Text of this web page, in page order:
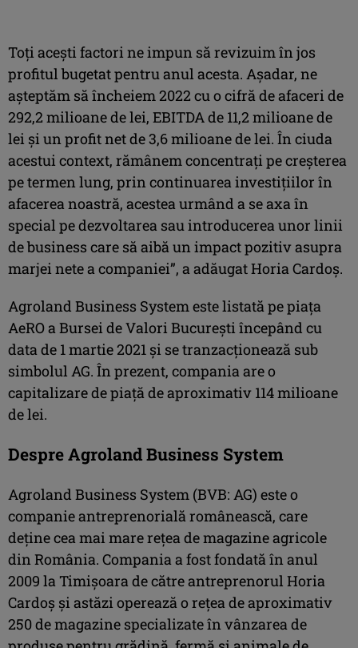
Toți acești factori ne impun să revizuim în jos
profitul bugetat pentru anul acesta. Așadar, ne
așteptăm să încheiem 2022 cu o cifră de afaceri de
292,2 milioane de lei, EBITDA de 11,2 milioane de
lei și un profit net de 3,6 milioane de lei. În ciuda
acestui context, rămânem concentrați pe creșterea
pe termen lung, prin continuarea investițiilor în
afacerea noastră, acestea urmând a se axa în
special pe dezvoltarea sau introducerea unor linii
de business care să aibă un impact pozitiv asupra
marjei nete a companiei”, a adăugat Horia Cardoș.
Agroland Business System este listată pe piața
AeRO a Bursei de Valori București începând cu
data de 1 martie 2021 și se tranzacționează sub
simbolul AG. În prezent, compania are o
capitalizare de piață de aproximativ 114 milioane
de lei.
Despre Agroland Business System
Agroland Business System (BVB: AG) este o
companie antreprenorială românească, care
deține cea mai mare rețea de magazine agricole
din România. Compania a fost fondată în anul
2009 la Timișoara de către antreprenorul Horia
Cardoș și astăzi operează o rețea de aproximativ
250 de magazine specializate în vânzarea de